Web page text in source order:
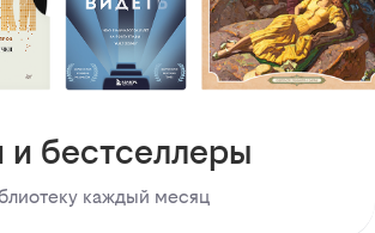
и бестселлеры
каждый месяц